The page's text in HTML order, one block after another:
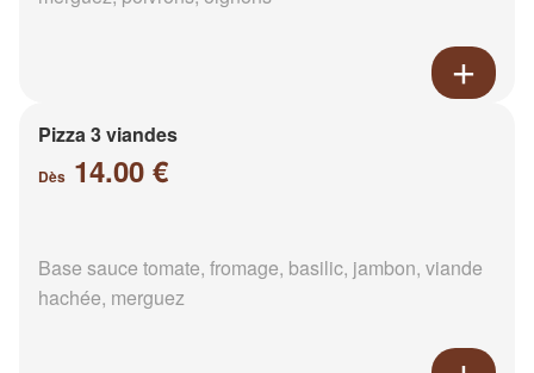
Pizza 3 viandes
Dès 14.00 €
Base sauce tomate, fromage, basilic, jambon, viande
hachée, merguez